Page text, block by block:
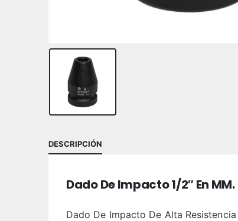
DESCRIPCIÓN
Dado De Impacto 1/2″ En MM.
Dado De Impacto De Alta